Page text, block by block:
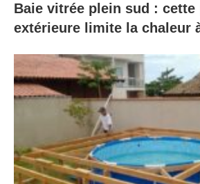
Baie vitrée plein sud :
extérieure limite la chaleur